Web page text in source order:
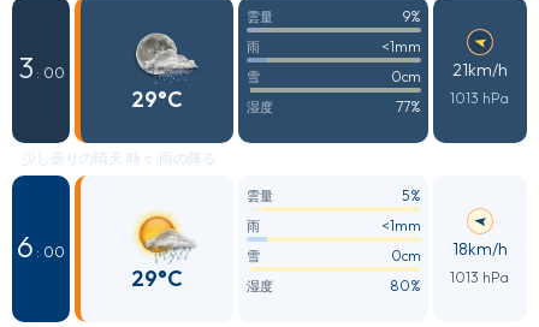
3 : 00
29°C
雲量 9%
雨 <1mm
雪 0cm
湿度 77%
21km/h
1013 hPa
少し曇りの晴天 時々 雨の降る
6 : 00
29°C
雲量 5%
雨 <1mm
雪 0cm
湿度 80%
18km/h
1013 hPa